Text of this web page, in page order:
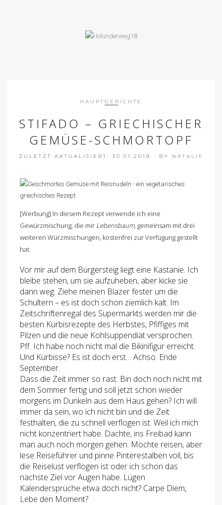
HAUPTGERICHTE
STIFADO – GRIECHISCHER
GEMÜSE-SCHMORTOPF
ZULETZT AKTUALISIERT: 30.01.2019 · BY NATALIE
[Werbung] In diesem Rezept verwende ich eine
Gewürzmischung, die mir Lebensbaum, gemeinsam mit drei
weiteren Würzmischungen, kostenfrei zur Verfügung gestellt
hat.
Vor mir auf dem Bürgersteig liegt eine Kastanie. Ich
bleibe stehen, um sie aufzuheben, aber kicke sie
dann weg. Ziehe meinen Blazer fester um die
Schultern – es ist doch schon ziemlich kalt. Im
Zeitschriftenregal des Supermarkts werden mir die
besten Kürbisrezepte des Herbstes, Pfiffiges mit
Pilzen und die neue Kohlsuppendiät versprochen.
Pff. Ich habe noch nicht mal die Bikinifigur erreicht.
Und Kürbisse? Es ist doch erst… Achso. Ende
September.
Dass die Zeit immer so rast. Bin doch noch nicht mit
dem Sommer fertig und soll jetzt schon wieder
morgens im Dunkeln aus dem Haus gehen? Ich will
immer da sein, wo ich nicht bin und die Zeit
festhalten, die zu schnell verflogen ist. Weil ich mich
nicht konzentriert habe. Dachte, ins Freibad kann
man auch noch morgen gehen. Möchte reisen, aber
lese Reiseführer und pinne Pinterestalben voll, bis
die Reiselust verflogen ist oder ich schon das
nächste Ziel vor Augen habe. Lügen
Kalendersprüche etwa doch nicht? Carpe Diem,
Lebe den Moment?